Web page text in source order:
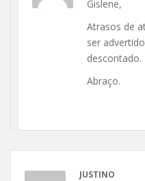
Gislene,
Atrasos de
ser
descontado.
Abraço.
JUSTINO